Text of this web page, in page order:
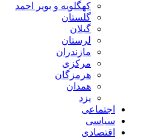
کهگلویه و بویر احمد
گلستان
گیلان
لرستان
مازندران
مرکزی
هرمزگان
همدان
یزد
اجتماعی
سیاسی
اقتصادی